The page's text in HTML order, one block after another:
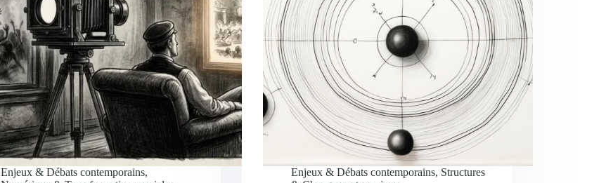
Enjeux & Débats contemporains,
Enjeux & Débats contemporains, Structures